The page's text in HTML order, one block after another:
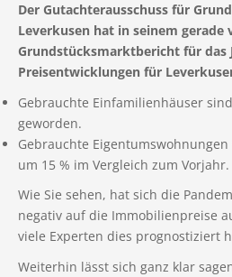
Der Gutachterausschuss für
Leverkusen hat in seinem
Grundstücksmarktbericht für das
Preisentwicklungen für
Gebrauchte Einfamilienhäuser
geworden.
Gebrauchte
um 15 % im Vergleich zum Vorjahr.
Wie Sie sehen, hat sich die
negativ auf die Immobilienpreise
viele Experten dies prognostiziert
Weiterhin lässt sich ganz klar